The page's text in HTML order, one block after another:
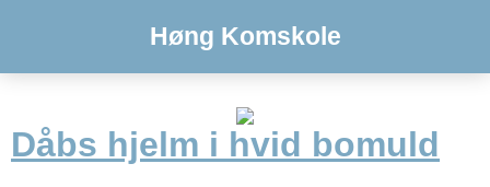
Høng Komskole
Dåbs hjelm i hvid bomuld